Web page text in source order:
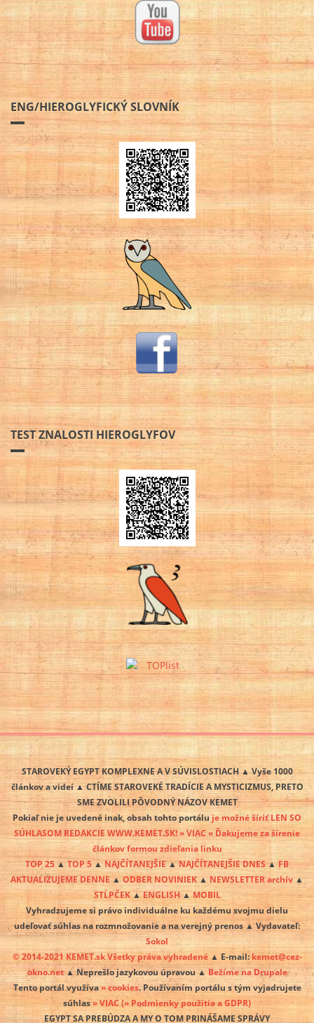
ENG/HIEROGLYFICKÝ SLOVNÍK
TEST ZNALOSTI HIEROGLYFOV
STAROVEKÝ EGYPT KOMPLEXNE A V SÚVISLOSTIACH ▲ Vyše 1000
článkov a videí ▲ CTÍME STAROVEKÉ TRADÍCIE A MYSTICIZMUS, PRETO
SME ZVOLILI PÔVODNÝ NÁZOV KEMET
Pokiaľ nie je uvedené inak, obsah tohto portálu je možné šíriť LEN SO
SÚHLASOM REDAKCIE WWW.KEMET.SK! » VIAC « Ďakujeme za šírenie
článkov formou zdieľania linku
TOP 25 ▲ TOP 5▲NAJČÍTANEJŠIE▲NAJČÍTANEJŠIE DNES ▲FB
AKTUALIZUJEME DENNE▲ODBER NOVINIEK▲ NEWSLETTER archív ▲
STĹPČEK▲ENGLISH▲MOBIL
Vyhradzujeme si právo individuálne ku každému svojmu dielu
udeľovať súhlas na rozmnožovanie a na verejný prenos ▲ Vydavateľ:
Sokol
© 2014-2021 KEMET.sk Všetky práva vyhradené▲ E-mail: kemet@cez-
okno.net▲ Neprešlo jazykovou úpravou ▲ Bežíme na Drupale
Tento portál využíva» cookies. Používaním portálu s tým vyjadrujete
súhlas» VIAC(» Podmienky použitia a GDPR)
EGYPT SA PREBÚDZA A MY O TOM PRINÁŠAME SPRÁVY